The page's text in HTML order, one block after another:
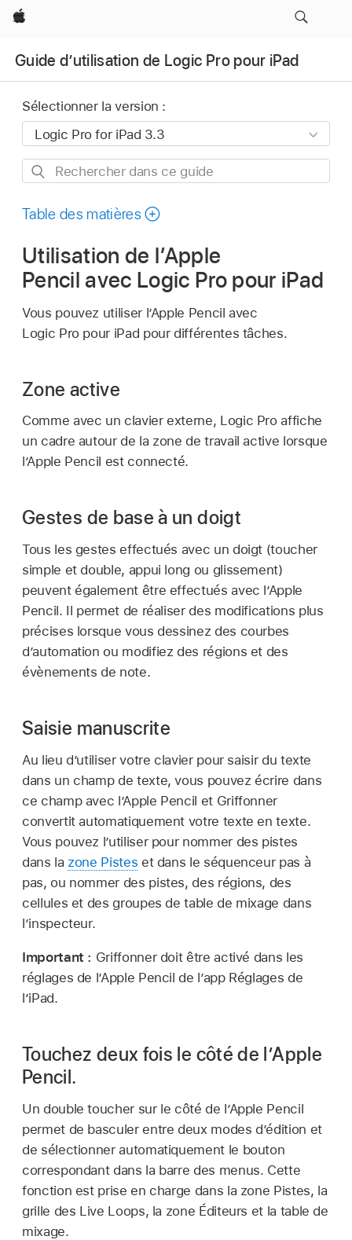
Apple
Guide d’utilisation de Logic Pro pour iPad
Sélectionner la version :
Rechercher
ce
Table des matières
Utilisation de l’Apple
Pencil avec Logic Pro pour iPad
Vous pouvez utiliser l’Apple Pencil avec
Logic Pro pour iPad pour différentes tâches.
Zone active
Comme avec un clavier externe, Logic Pro affiche
un cadre autour de la zone de travail active lorsque
l’Apple Pencil est connecté.
Gestes de base à un doigt
Tous les gestes effectués avec un doigt (toucher
simple et double, appui long ou glissement)
peuvent également être effectués avec l’Apple
Pencil. Il permet de réaliser des modifications plus
précises lorsque vous dessinez des courbes
d’automation ou modifiez des régions et des
évènements de note.
Saisie manuscrite
Au lieu d’utiliser votre clavier pour saisir du texte
dans un champ de texte, vous pouvez écrire dans
ce champ avec l’Apple Pencil et Griffonner
convertit automatiquement votre texte en texte.
Vous pouvez l’utiliser pour nommer des pistes
dans la zone Pistes et dans le séquenceur pas à
pas, ou nommer des pistes, des régions, des
cellules et des groupes de table de mixage dans
l’inspecteur.
Important : Griffonner doit être activé dans les
réglages de l’Apple Pencil de l’app Réglages de
l’iPad.
Touchez deux fois le côté de l’Apple
Pencil.
Un double toucher sur le côté de l’Apple Pencil
permet de basculer entre deux modes d’édition et
de sélectionner automatiquement le bouton
correspondant dans la barre des menus. Cette
fonction est prise en charge dans la zone Pistes, la
grille des Live Loops, la zone Éditeurs et la table de
mixage.